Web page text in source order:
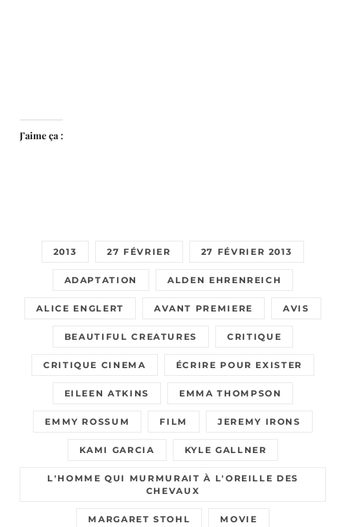
J’aime ça :
2013 27 FÉVRIER 27 FÉVRIER 2013
ADAPTATION ALDEN EHRENREICH
ALICE ENGLERT AVANT PREMIERE AVIS
BEAUTIFUL CREATURES CRITIQUE
CRITIQUE CINEMA ÉCRIRE POUR EXISTER
EILEEN ATKINS EMMA THOMPSON
EMMY ROSSUM FILM JEREMY IRONS
KAMI GARCIA KYLE GALLNER
L'HOMME QUI MURMURAIT À L'OREILLE DES
CHEVAUX
MARGARET STOHL MOVIE